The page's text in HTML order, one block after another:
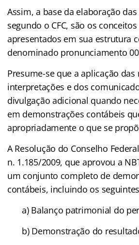
Assim, a base da elaboração
segundo o CFC, são os
apresentados em sua estrutura
denominado pronunciamento
Presume-se que a aplicação das
interpretações e dos
divulgação adicional quando
em demonstrações contábeis
apropriadamente o que se
A Resolução do Conselho
n. 1.185/2009, que aprovou a
um conjunto completo de
contábeis, incluindo os
a) Balanço patrimonial do
b) Demonstração do